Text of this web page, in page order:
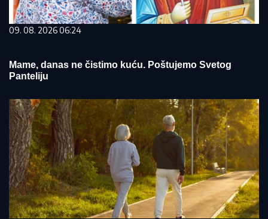
09. 08. 2026 06:24
Mame, danas ne čistimo kuću. Poštujemo Svetog
Panteliju